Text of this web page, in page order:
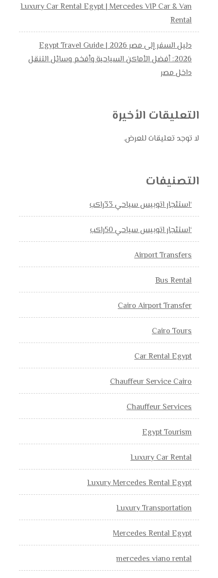
Luxury Car Rental Egypt | Mercedes VIP Car & Van
Rental
دليل السفر إلى مصر 2026 | Egypt Travel Guide
2026: أفضل الأماكن السياحية وأفخم وسائل التنقل
داخل مصر
التعليقات الأخيرة
لا توجد تعليقات للعرض.
التصنيفات
‘استئجار اتوبيس سياحي 33راكب
‘استئجار اتوبيس سياحي 50راكب
Airport Transfers
Bus Rental
Cairo Airport Transfer
Cairo Tours
Car Rental Egypt
Chauffeur Service Cairo
Chauffeur Services
Egypt Tourism
Luxury Car Rental
Luxury Mercedes Rental Egypt
Luxury Transportation
Mercedes Rental Egypt
mercedes viano rental